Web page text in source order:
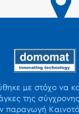
με στόχο να
της
παραγωγή